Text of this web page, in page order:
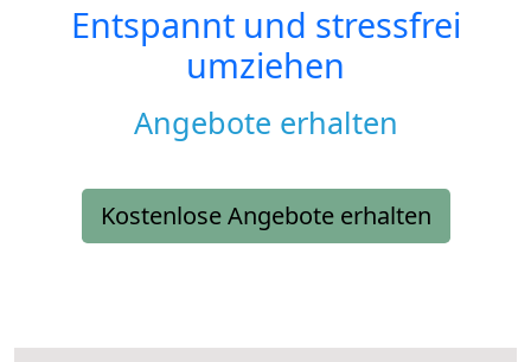
Entspannt und stressfrei
umziehen
Angebote erhalten
Kostenlose Angebote erhalten